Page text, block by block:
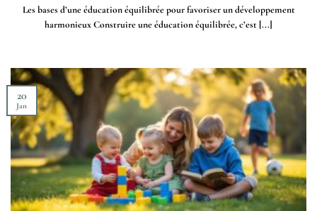
Les bases d’une éducation équilibrée pour favoriser un développement
harmonieux Construire une éducation équilibrée, c’est [...]
20
Jan